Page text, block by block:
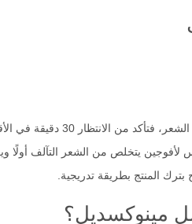
يتخلص من الشعر التآلف أولًا
المنتج بطريقة تدريجية.